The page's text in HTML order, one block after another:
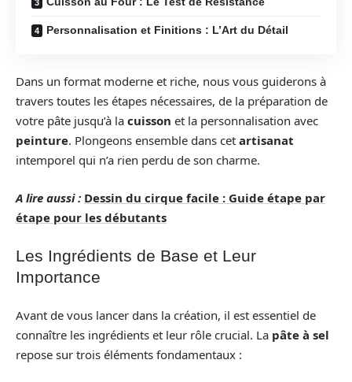
Personnalisation et Finitions : L’Art du Détail
Dans un format moderne et riche, nous vous guiderons à
travers toutes les étapes nécessaires, de la préparation de
votre pâte jusqu’à la cuisson et la personnalisation avec
peinture. Plongeons ensemble dans cet artisanat
intemporel qui n’a rien perdu de son charme.
A lire aussi : Dessin du cirque facile : Guide étape par
étape pour les débutants
Les Ingrédients de Base et Leur
Importance
Avant de vous lancer dans la création, il est essentiel de
connaître les ingrédients et leur rôle crucial. La pâte à sel
repose sur trois éléments fondamentaux :